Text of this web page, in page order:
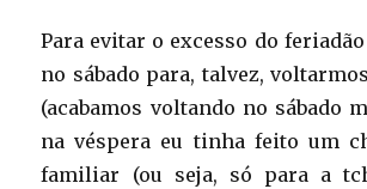
Para evitar o excesso do
no sábado para, talvez,
(acabamos voltando no sábado
na véspera eu tinha feito um
familiar (ou seja, só para a